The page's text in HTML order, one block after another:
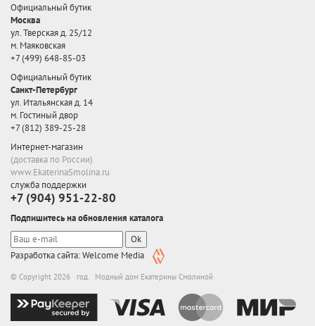
Официальный бутик
Москва
ул. Тверская д. 25/12
м. Маяковская
+7 (499) 648-85-03
Официальный бутик
Санкт-Петербург
ул. Итальянская д. 14
м. Гостиный двор
+7 (812) 389-25-28
Интернет-магазин
(доставка по России)
www.EkaterinaSmolina.ru
служба поддержки
+7 (904) 951-22-80
Подпишитесь на обновления каталога
Ok
Разработка сайта: Welcome Media
© Copyright 2026 год. Модный дом Екатерины Смолиной